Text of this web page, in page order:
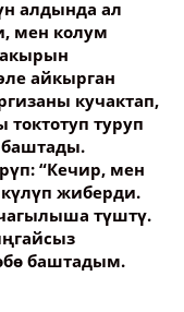
алдында ал
мен колум
айкырган
кучактап,
туруп
баштады.
“Кечир, мен
күлүп жиберди.
чагылыша түштү.
баштадым.